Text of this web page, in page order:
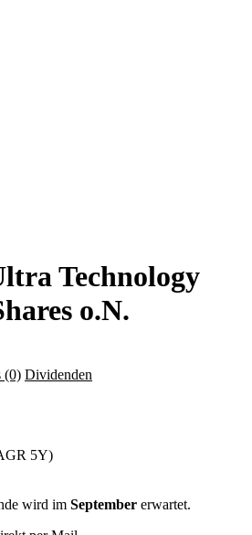
Technology
o.N.
(0) Dividenden
5Y)
wird im September erwartet.